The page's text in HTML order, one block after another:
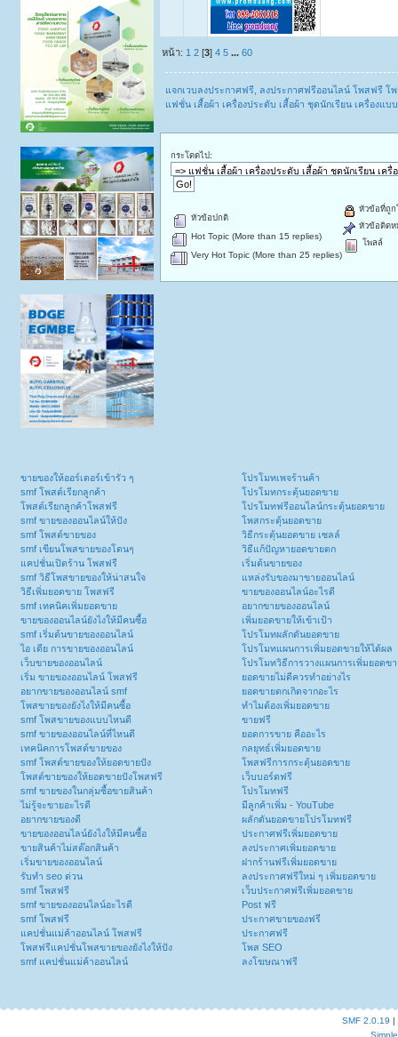
หน้า: 1 2 [3]4 5 ...60
แจกเวบลงประกาศฟรี, ลงประกาศฟรีออนไลน์ โพสฟรี โ
แฟชั่น เสื้อผ้า เครื่องประดับ เสื้อผ้า ชุดนักเรียน เครื่องแ
กระโดดไป:
หัวข้อปกติ
Hot Topic (More than 15 replies)
Very Hot Topic (More than 25 replies)
หัวข้อที่ถู
หัวข้อติดห
โพลล์
ขายของให้ออร์เดอร์เข้ารัว ๆ
smf โพสต์เรียกลูกค้า
โพสต์เรียกลูกค้าโพสฟรี
smf ขายของออนไลน์ให้ปัง
smf โพสต์ขายของ
smf เขียนโพสขายของโดนๆ
แคปชั่นเปิดร้าน โพสฟรี
smf วิธีโพสขายของให้น่าสนใจ
วิธีเพิ่มยอดขาย โพสฟรี
smf เทคนิคเพิ่มยอดขาย
ขายของออนไลน์ยังไงให้มีคนซื้อ
smf เริ่มต้นขายของออนไลน์
ไอ เดีย การขายของออนไลน์
เว็บขายของออนไลน์
เริ่ม ขายของออนไลน์ โพสฟรี
อยากขายของออนไลน์ smf
โพสขายของยังไงให้มีคนซื้อ
smf โพสขายของแบบไหนดี
smf ขายของออนไลน์ที่ไหนดี
เทคนิคการโพสต์ขายของ
smf โพสต์ขายของให้ยอดขายปัง
โพสต์ขายของให้ยอดขายปังโพสฟรี
smf ขายของในกลุ่มซื้อขายสินค้า
ไม่รู้จะขายอะไรดี
อยากขายของดี
ขายของออนไลน์ยังไงให้มีคนซื้อ
ขายสินค้าไม่สต๊อกสินค้า
เริ่มขายของออนไลน์
รับทำ seo ด่วน
smf โพสฟรี
smf ขายของออนไลน์อะไรดี
smf โพสฟรี
แคปชั่นแม่ค้าออนไลน์ โพสฟรี
โพสฟรีแคปชั่นโพสขายของยังไงให้ปัง
smf แคปชั่นแม่ค้าออนไลน์
โปรโมทเพจร้านค้า
โปรโมทกระตุ้นยอดขาย
โปรโมทฟรีออนไลน์กระตุ้นยอดขาย
โพสกระตุ้นยอดขาย
วิธีกระตุ้นยอดขาย เซลล์
วิธีแก้ปัญหายอดขายตก
เริ่มต้นขายของ
แหล่งรับของมาขายออนไลน์
ขายของออนไลน์อะไรดี
อยากขายของออนไลน์
เพิ่มยอดขายให้เข้าเป้า
โปรโมทผลักดันยอดขาย
โปรโมทแผนการเพิ่มยอดขายให้ได้ผล
โปรโมทวิธีการวางแผนการเพิ่มยอดข
ยอดขายไม่ดีควรทำอย่างไร
ยอดขายตกเกิดจากอะไร
ทำไมต้องเพิ่มยอดขาย
ขายฟรี
ยอดการขาย คืออะไร
กลยุทธ์เพิ่มยอดขาย
โพสฟรีการกระตุ้นยอดขาย
เว็บบอร์ดฟรี
โปรโมทฟรี
มีลูกค้าเพิ่ม - YouTube
ผลักดันยอดขายโปรโมทฟรี
ประกาศฟรีเพิ่มยอดขาย
ลงประกาศเพิ่มยอดขาย
ฝากร้านฟรีเพิ่มยอดขาย
ลงประกาศฟรีใหม่ ๆ เพิ่มยอดขาย
เว็บประกาศฟรีเพิ่มยอดขาย
Post ฟรี
ประกาศขายของฟรี
ประกาศฟรี
โพส SEO
ลงโฆษณาฟรี
SMF 2.0.19 |